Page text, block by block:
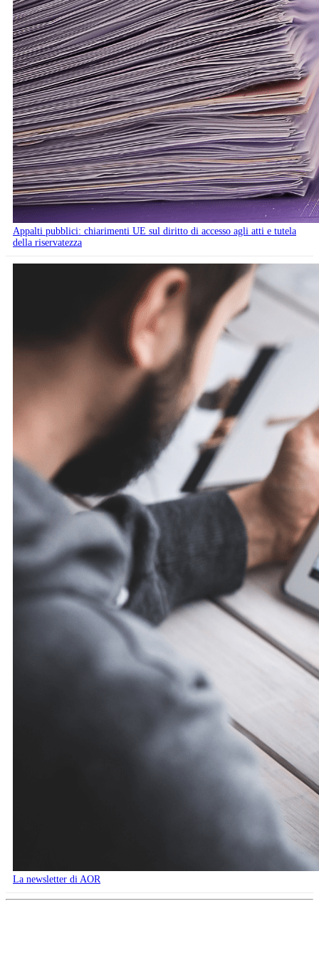
Appalti pubblici: chiarimenti UE sul diritto di accesso agli atti e tutela
della riservatezza
La newsletter di AOR